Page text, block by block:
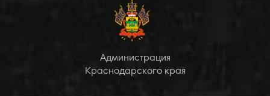
Администрация
Краснодарского края